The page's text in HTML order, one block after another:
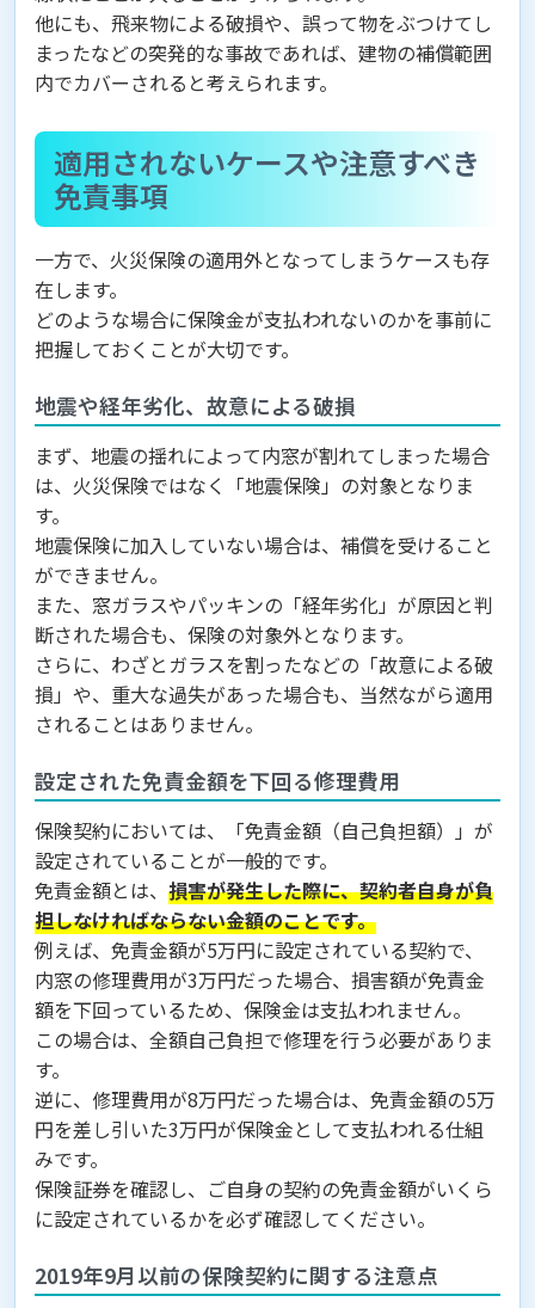
他にも、飛来物による破損や、誤って物をぶつけてし
まったなどの突発的な事故であれば、建物の補償範囲
内でカバーされると考えられます。
適用されないケースや注意すべき
免責事項
一方で、火災保険の適用外となってしまうケースも存
在します。
どのような場合に保険金が支払われないのかを事前に
把握しておくことが大切です。
地震や経年劣化、故意による破損
まず、地震の揺れによって内窓が割れてしまった場合
は、火災保険ではなく「地震保険」の対象となりま
す。
地震保険に加入していない場合は、補償を受けること
ができません。
また、窓ガラスやパッキンの「経年劣化」が原因と判
断された場合も、保険の対象外となります。
さらに、わざとガラスを割ったなどの「故意による破
損」や、重大な過失があった場合も、当然ながら適用
されることはありません。
設定された免責金額を下回る修理費用
保険契約においては、「免責金額（自己負担額）」が
設定されていることが一般的です。
免責金額とは、 損害が発生した際に、契約者自身が負
担しなければならない金額のことです。
例えば、免責金額が5万円に設定されている契約で、
内窓の修理費用が3万円だった場合、損害額が免責金
額を下回っているため、保険金は支払われません。
この場合は、全額自己負担で修理を行う必要がありま
す。
逆に、修理費用が8万円だった場合は、免責金額の5万
円を差し引いた3万円が保険金として支払われる仕組
みです。
保険証券を確認し、ご自身の契約の免責金額がいくら
に設定されているかを必ず確認してください。
2019年9月以前の保険契約に関する注意点